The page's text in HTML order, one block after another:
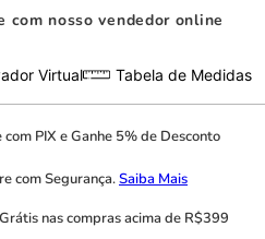
com nosso vendedor online
Virtual Tabela de Medidas
com PIX eGanhe 5% de Desconto
comSegurança.Saiba Mais
nas compras acima de R$399